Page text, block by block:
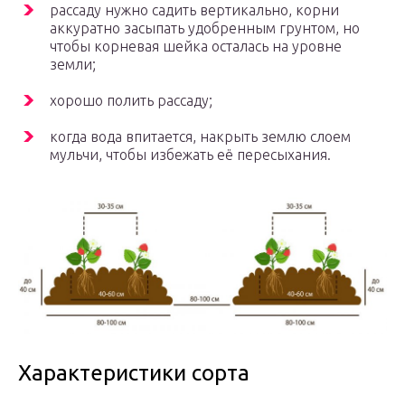
рассаду нужно садить вертикально, корни
аккуратно засыпать удобренным грунтом, но
чтобы корневая шейка осталась на уровне
земли;
хорошо полить рассаду;
когда вода впитается, накрыть землю слоем
мульчи, чтобы избежать её пересыхания.
Характеристики сорта